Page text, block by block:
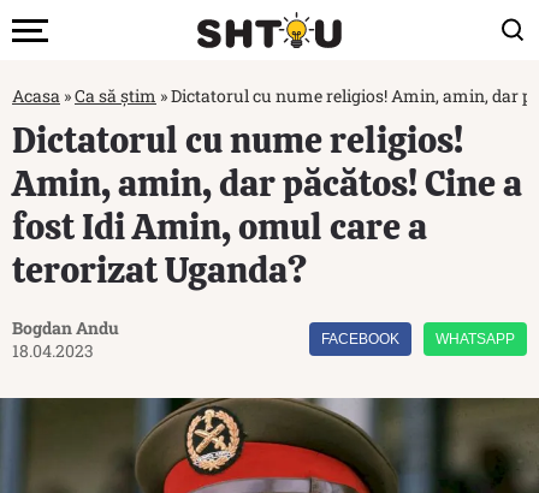
Acasa »Ca să știm »Dictatorul cu nume religios! Amin, amin, dar
Dictatorul cu nume religios!
Amin, amin, dar păcătos! Cine a
fost Idi Amin, omul care a
terorizat Uganda?
Bogdan Andu
18.04.2023
FACEBOOK WHATSAPP